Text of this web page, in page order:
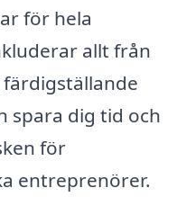
för hela
allt från
spara dig tid och
för
entreprenörer.